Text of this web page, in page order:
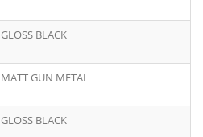
GLOSS BLACK
MATT GUN METAL
GLOSS BLACK